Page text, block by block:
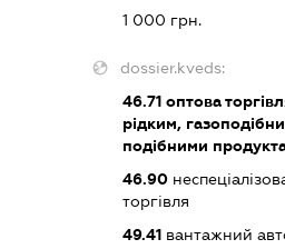
1 000 грн.
dossier.kveds:
46.71 оптова
рідким,
подібними
46.90
торгівля
49.41 вантажний